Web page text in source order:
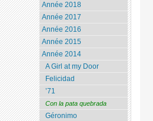
Année 2018
Année 2017
Année 2016
Année 2015
Année 2014
A Girl at my Door
Felicidad
’71
Con la pata quebrada
Géronimo